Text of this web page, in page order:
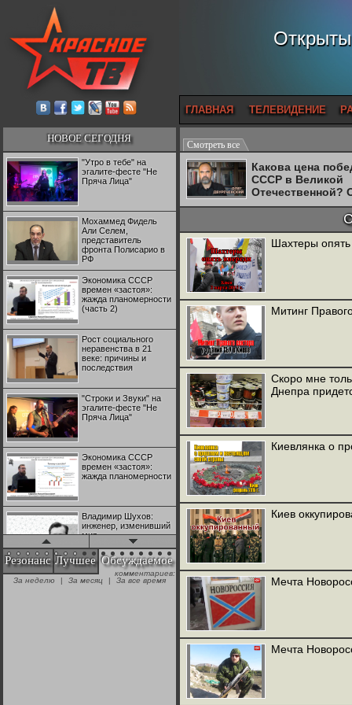
ГЛАВНАЯ ТЕЛЕВИДЕНИЕ
НОВОЕ СЕГОДНЯ
"Утро в тебе" на
эгалите-фесте "Не
Пряча Лица"
Мохаммед Фидель
Али Селем,
представитель
фронта Полисарио в
РФ
Экономика СССР
времен «застоя»:
жажда планомерности
(часть 2)
Рост социального
неравенства в 21
веке: причины и
последствия
"Строки и Звуки" на
эгалите-фесте "Не
Пряча Лица"
Экономика СССР
времен «застоя»:
жажда планомерности
Владимир Шухов:
инженер, изменивший
мир
"Аркадий Коц" на
эгалите-фесте "Не
Резонанс Лучшее Обсуждаемое
комментариев:
За неделю
| За месяц | За все время
Смотреть все
Какова цена
СССР в Великой
Отечественной?
Двуреченский о
Шахтеры
Митинг
Скоро мне
Днепра
Киевлянка о
Киев
Мечта
Мечта